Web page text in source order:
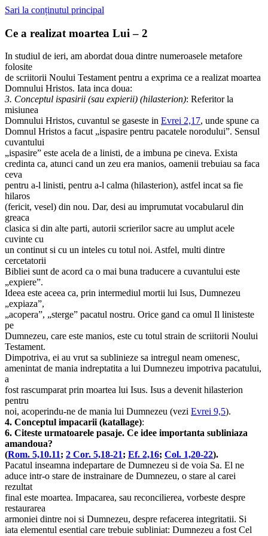
Sari la conținutul principal
Ce a realizat moartea Lui – 2
In studiul de ieri, am abordat doua dintre numeroasele metafore
folosite
de scriitorii Noului Testament pentru a exprima ce a realizat moartea
Domnului Hristos. Iata inca doua:
3. Conceptul ispasirii (sau expierii) (hilasterion): Referitor la
misiunea
Domnului Hristos, cuvantul se gaseste in Evrei 2,17, unde spune ca
Domnul Hristos a facut „ispasire pentru pacatele norodului”. Sensul
cuvantului
„ispasire” este acela de a linisti, de a imbuna pe cineva. Exista
credinta ca, atunci cand un zeu era manios, oamenii trebuiau sa faca
ceva
pentru a-l linisti, pentru a-l calma (hilasterion), astfel incat sa fie
hilaros
(fericit, vesel) din nou. Dar, desi au imprumutat vocabularul din
greaca
clasica si din alte parti, autorii scrierilor sacre au umplut acele
cuvinte cu
un continut si cu un inteles cu totul noi. Astfel, multi dintre
cercetatorii
Bibliei sunt de acord ca o mai buna traducere a cuvantului este
„expiere”.
Ideea este aceea ca, prin intermediul mortii lui Isus, Dumnezeu
„expiaza”,
„acopera”, „sterge” pacatul nostru. Orice gand ca omul Il linisteste
pe
Dumnezeu, care este manios, este cu totul strain de scriitorii Noului
Testament.
Dimpotriva, ei au vrut sa sublinieze sa intregul neam omenesc,
amenintat de mania indreptatita a lui Dumnezeu impotriva pacatului,
a
fost rascumparat prin moartea lui Isus. Isus a devenit hilasterion
pentru
noi, acoperindu-ne de mania lui Dumnezeu (vezi Evrei 9,5).
4. Conceptul impacarii (katallage):
6. Citeste urmatoarele pasaje. Ce idee importanta subliniaza
amandoua?
(Rom. 5,10.11; 2 Cor. 5,18-21; Ef. 2,16; Col. 1,20-22).
Pacatul inseamna indepartare de Dumnezeu si de voia Sa. El ne
aduce intr-o stare de instrainare de Dumnezeu, o stare al carei
rezultat
final este moartea. Impacarea, sau reconcilierea, vorbeste despre
restaurarea
armoniei dintre noi si Dumnezeu, despre refacerea integritatii. Si
iata elementul esential care trebuie subliniat: Dumnezeu a fost Cel